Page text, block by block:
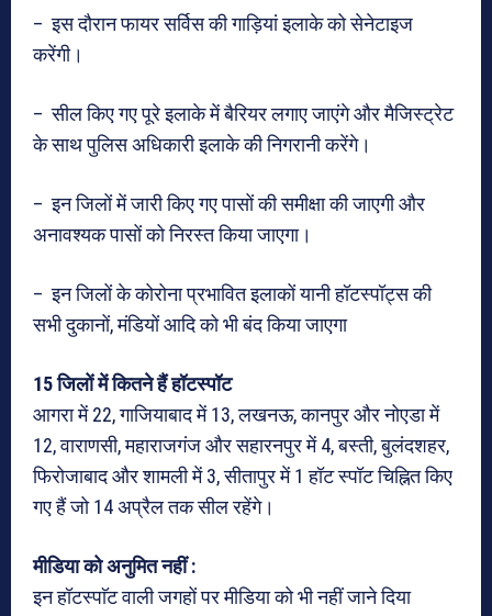
– इस दौरान फायर सर्विस की गाड़ियां इलाके को सेनेटाइज
करेंगी।
– सील किए गए पूरे इलाके में बैरियर लगाए जाएंगे और मैजिस्ट्रेट
के साथ पुलिस अधिकारी इलाके की निगरानी करेंगे।
– इन जिलों में जारी किए गए पासों की समीक्षा की जाएगी और
अनावश्यक पासों को निरस्त किया जाएगा।
– इन जिलों के कोरोना प्रभावित इलाकों यानी हॉटस्पॉट्स की
सभी दुकानों, मंडियों आदि को भी बंद किया जाएगा
15 जिलों में कितने हैं हॉटस्पॉट
आगरा में 22, गाजियाबाद में 13, लखनऊ, कानपुर और नोएडा में
12, वाराणसी, महाराजगंज और सहारनपुर में 4, बस्ती, बुलंदशहर,
फिरोजाबाद और शामली में 3, सीतापुर में 1 हॉट स्पॉट चिह्नित किए
गए हैं जो 14 अप्रैल तक सील रहेंगे।
मीडिया को अनुमित नहीं :
इन हॉटस्पाॅट वाली जगहों पर मीडिया को भी नहीं जाने दिया